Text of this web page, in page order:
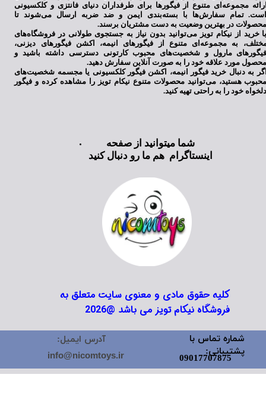
مجموعه‌ای متنوع از فیگورها برای طرفداران دنیای فانتزی و کلکسیونی
تمام سفارش‌ها با بسته‌بندی ایمن و ضد ضربه ارسال می‌شوند تا
در بهترین وضعیت به دست مشتریان برسند.
خرید از نیکام تویز می‌توانید بدون نیاز به جستجوی طولانی در فروشگاه‌های
به مجموعه‌ای متنوع از فیگورهای انیمه، اکشن فیگورهای دیزنی،
مارول و شخصیت‌های محبوب کارتونی دسترسی داشته باشید و
مورد علاقه خود را به صورت آنلاین سفارش دهید.
به دنبال خرید فیگور انیمه، اکشن فیگور کلکسیونی یا مجسمه شخصیت‌های
هستید، می‌توانید محصولات متنوع نیکام تویز را مشاهده کرده و فیگور
خود را به راحتی تهیه کنید.
کلیه حقوق مادی و معنوی سایت متعلق به
فروشگاه نیکام تویز می باشد @2026
شما میتوانید از صفحه
اینستاگرام هم ما رو دنبال کنید
شماره تماس با
پشتیبانی:
09017707875
آدرس ایمیل:
info@nicomtoys.ir